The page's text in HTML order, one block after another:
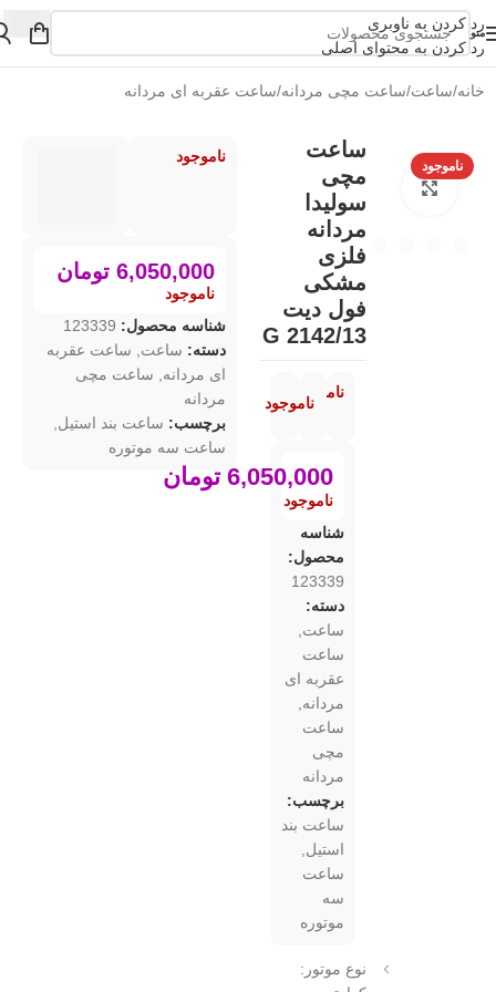
رد کردن به ناوبری
رد کردن به محتوای اصلی
منو
خانه/ساعت/ساعت مچی مردانه/ساعت عقربه ای مردانه
ناموجود
6,050,000 تومان
ناموجود
شناسه محصول:123339
دسته: ساعت, ساعت عقربه
ای مردانه, ساعت مچی
مردانه
برچسب: ساعت بند استیل,
ساعت سه موتوره
ناموجود
بزرگنمایی تصویر
ساعت
مچی
سولیدا
مردانه
فلزی
مشکی
فول دیت
G 2142/13
ناموجود
ناموجود
6,050,000 تومان
ناموجود
شناسه
محصول:
123339
دسته:
ساعت,
ساعت
عقربه ای
مردانه,
ساعت
مچی
مردانه
برچسب:
ساعت بند
استیل,
ساعت
سه
موتوره
نوع موتور: